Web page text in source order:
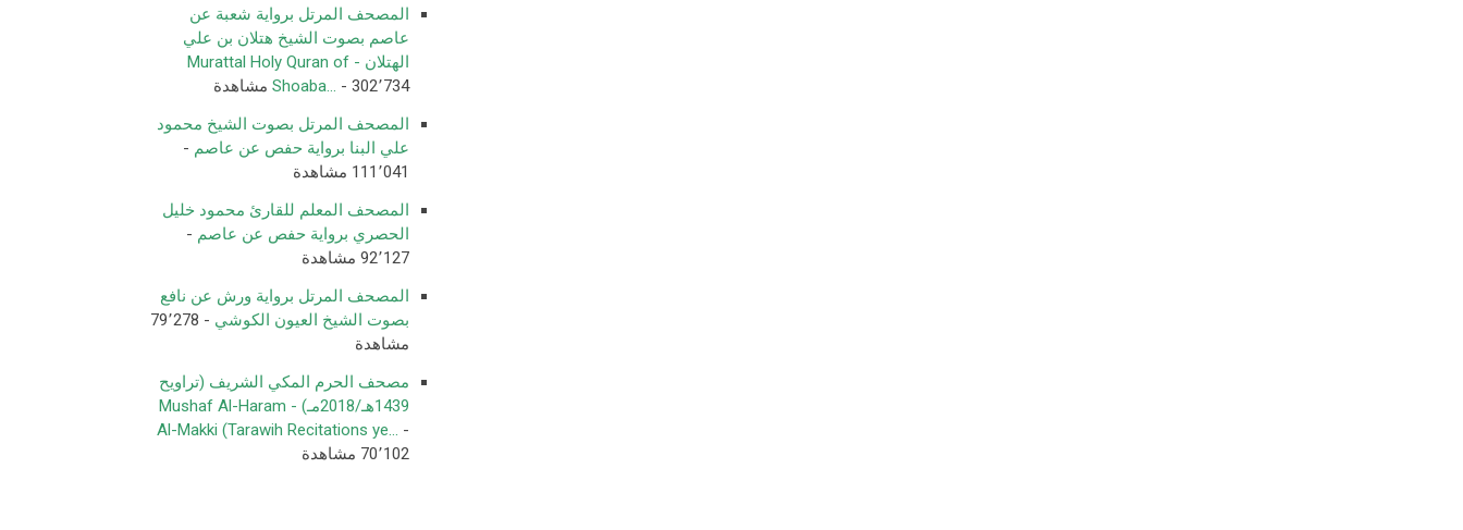
المصحف المرتل برواية شعبة عن
عاصم بصوت الشيخ هتلان بن علي
الهتلان - Murattal Holy Quran of
Shoaba... - 302٬734 مشاهدة
المصحف المرتل بصوت الشيخ محمود
علي البنا برواية حفص عن عاصم -
111٬041 مشاهدة
المصحف المعلم للقارئ محمود خليل
الحصري برواية حفص عن عاصم -
92٬127 مشاهدة
المصحف المرتل برواية ورش عن نافع
بصوت الشيخ العيون الكوشي
- 79٬278
مشاهدة
مصحف الحرم المكي الشريف (تراويح
1439هـ/2018مـ) - Mushaf Al-Haram
Al-Makki (Tarawih Recitations ye... -
70٬102 مشاهدة